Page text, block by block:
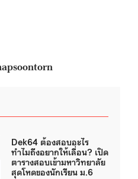
Dek64 ต้องสอบอะไร
ทำไมถึงอยากให้เลื่อน? เปิด
ตารางสอบเข้ามหาวิทยาลัย
สุดโหดของนักเรียน ม.6